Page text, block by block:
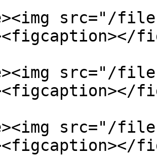
src="/files/
src="/files/
src="/files/